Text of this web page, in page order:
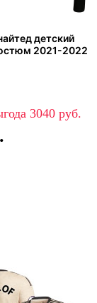
детский
2021-2022
3040